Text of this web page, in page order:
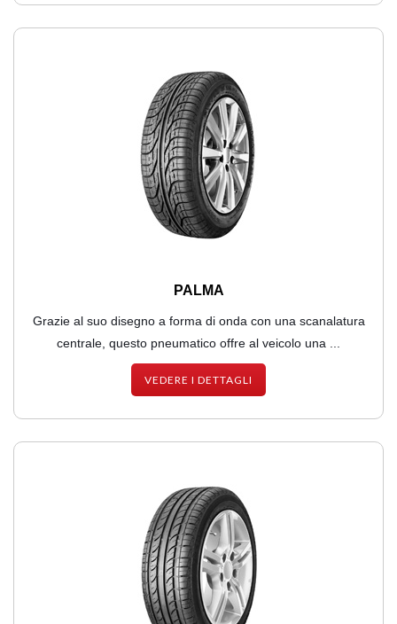
PALMA
Grazie al suo disegno a forma di onda con una scanalatura
centrale, questo pneumatico offre al veicolo una ...
VEDERE I DETTAGLI